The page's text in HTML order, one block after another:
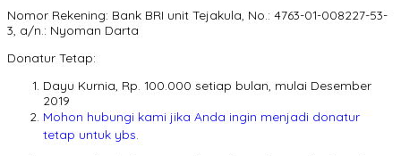
Nomor Rekening: Bank BRI unit Tejakula, No.: 4763-01-008227-53-
3, a/n.: Nyoman Darta
Donatur Tetap:
Dayu Kurnia, Rp. 100.000 setiap bulan, mulai Desember
2019
Mohon hubungi kami jika Anda ingin menjadi donatur
tetap untuk ybs.